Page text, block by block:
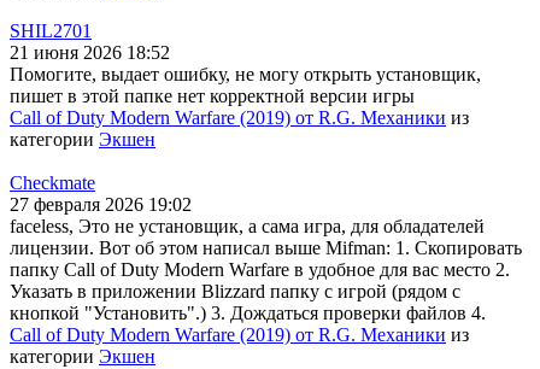
SHIL2701
21 июня 2026 18:52
Помогите, выдает ошибку, не могу открыть установщик,
пишет в этой папке нет корректной версии игры
Call of Duty Modern Warfare (2019) от R.G. Механики из
категории Экшен
Checkmate
27 февраля 2026 19:02
faceless, Это не установщик, а сама игра, для обладателей
лицензии. Вот об этом написал выше Mifman: 1. Скопировать
папку Call of Duty Modern Warfare в удобное для вас место 2.
Указать в приложении Blizzard папку с игрой (рядом с
кнопкой "Установить".) 3. Дождаться проверки файлов 4.
Call of Duty Modern Warfare (2019) от R.G. Механики из
категории Экшен